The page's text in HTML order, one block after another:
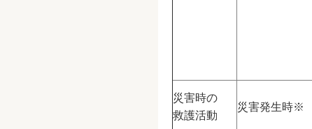
災害時の
救護活動
災害発生時※